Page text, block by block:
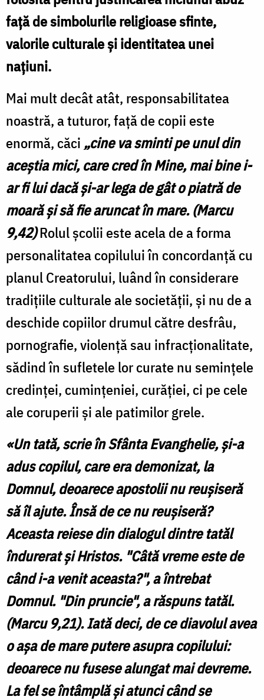
faţă de simbolurile religioase sfinte,
valorile culturale şi identitatea unei
naţiuni.
Mai mult decât atât, responsabilitatea
noastră, a tuturor, faţă de copii este
enormă, căci „cine va sminti pe unul din
aceştia mici, care cred în Mine, mai bine i-
ar fi lui dacă şi-ar lega de gât o piatră de
moară şi să fie aruncat în mare. (Marcu
9,42)Rolul şcolii este acela de a forma
personalitatea copilului în concordanţă cu
planul Creatorului, luând în considerare
tradiţiile culturale ale societăţii, şi nu de a
deschide copiilor drumul către desfrâu,
pornografie, violenţă sau infracţionalitate,
sădind în sufletele lor curate nu seminţele
credinţei, cuminţeniei, curăţiei, ci pe cele
ale coruperii şi ale patimilor grele.
«Un tată, scrie în Sfânta Evanghelie, şi-a
adus copilul, care era demonizat, la
Domnul, deoarece apostolii nu reuşiseră
să îl ajute. Însă de ce nu reuşiseră?
Aceasta reiese din dialogul dintre tatăl
îndurerat şi Hristos. "Câtă vreme este de
când i-a venit aceasta?", a întrebat
Domnul. "Din pruncie", a răspuns tatăl.
(Marcu 9,21). Iată deci, de ce diavolul avea
o aşa de mare putere asupra copilului:
deoarece nu fusese alungat mai devreme.
La fel se întâmplă şi atunci când se